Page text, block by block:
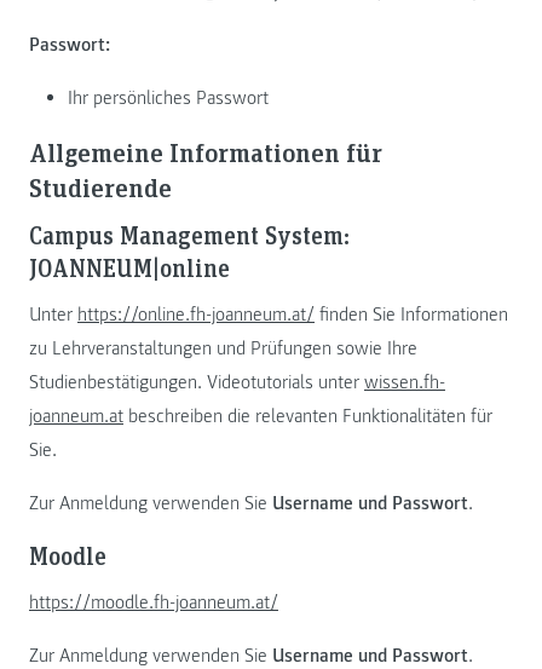
Passwort:
Ihr persönliches Passwort
Allgemeine Informationen für
Studierende
Campus Management System:
JOANNEUM|online
Unter https://online.fh-joanneum.at/ finden Sie Informationen
zu Lehrveranstaltungen und Prüfungen sowie Ihre
Studienbestätigungen. Videotutorials unter wissen.fh-
joanneum.at beschreiben die relevanten Funktionalitäten für
Sie.
Zur Anmeldung verwenden Sie Username und Passwort.
Moodle
https://moodle.fh-joanneum.at/
Zur Anmeldung verwenden Sie Username und Passwort.